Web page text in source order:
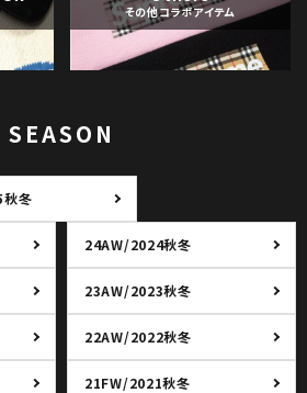
その他コラボアイテム
SEASON
冬
24AW/2024秋冬
23AW/2023秋冬
22AW/2022秋冬
21FW/2021秋冬